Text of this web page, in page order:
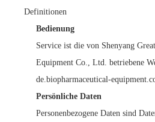
Definitionen
Bedienung
Service ist die von Shenyang
Equipment Co., Ltd. betriebene
de.biopharmaceutical-
Persönliche Daten
Personenbezogene Daten sind